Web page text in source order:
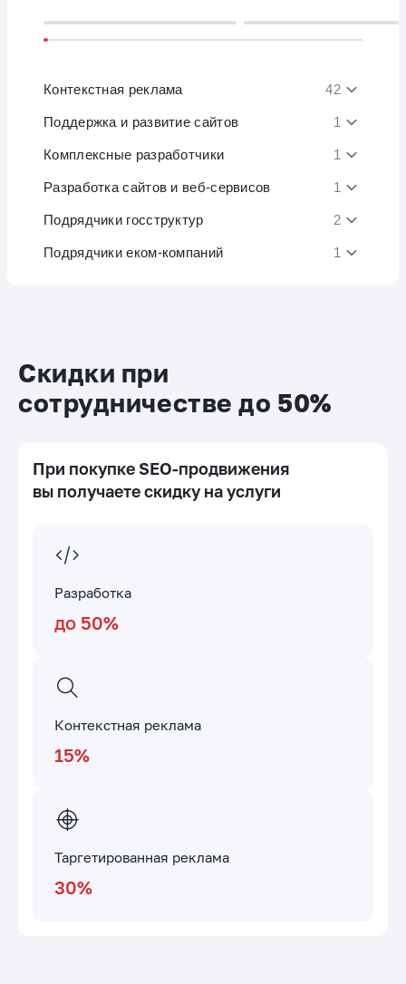
Контекстная реклама 42
Поддержка и развитие сайтов 1
Комплексные разработчики 1
Разработка сайтов и веб-сервисов 1
Подрядчики госструктур 2
Подрядчики еком-компаний 1
Скидки при
сотрудничестве до 50%
При покупке SEO-продвижения
вы получаете скидку на услуги
Разработка
до 50%
Контекстная реклама
15%
Таргетированная реклама
30%